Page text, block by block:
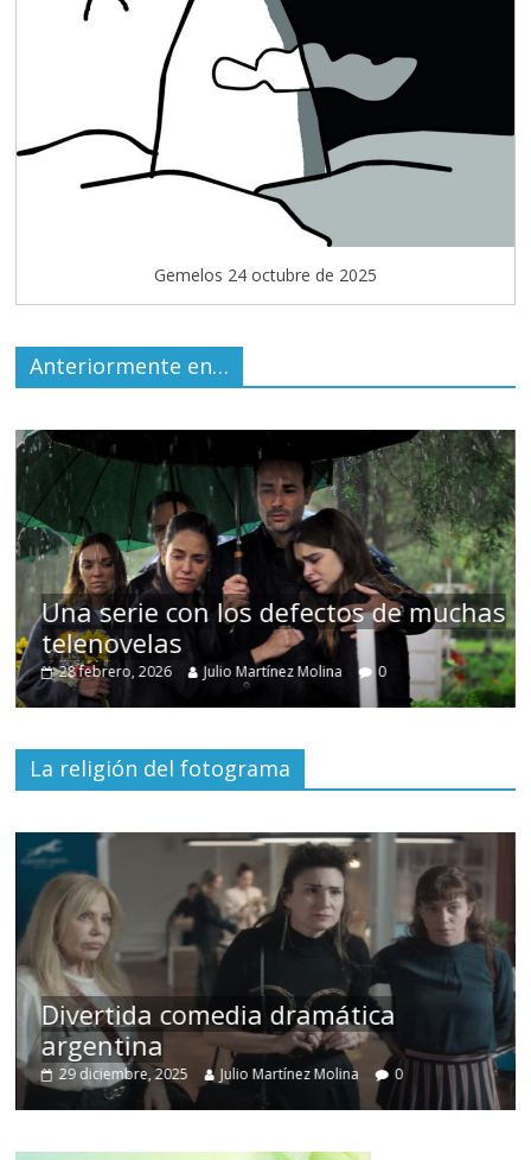
Gemelos 24 octubre de 2025
Anteriormente en…
Una serie con los defectos de muchas
telenovelas
28 febrero, 2026 Julio Martínez Molina 0
La religión del fotograma
Divertida comedia dramática
argentina
29 diciembre, 2025 Julio Martínez Molina 0